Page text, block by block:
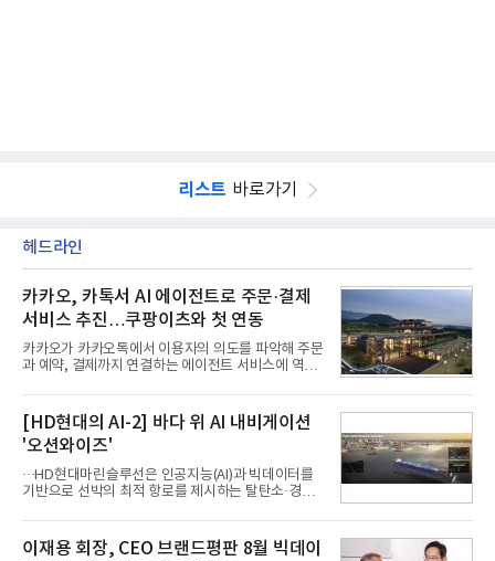
리스트 바로가기
헤드라인
카카오, 카톡서 AI 에이전트로 주문·결제
서비스 추진…쿠팡이츠와 첫 연동
카카오가 카카오톡에서 이용자의 의도를 파악해 주문
과 예약, 결제까지 연결하는 에이전트 서비스에 역량
행 등으로 적용 범위를 넓혀 AI를 새로운 톡비즈 성장
축으로 만들겠다는 구상이다.정신아 카카오 대표는 6
일 열린 2분기 실적 발표 컨퍼런스콜에서 "AI는 톡비
즈 성장 재점화의 핵심이자 주요 매출원으로 자리 잡
을 것"이라며 이같은 AI 사업 전략을 공개했다. 카카
오는 이날 함께 발표한 2분기 연결 매출이 전년 동기
대비 9% 증가한 2조985억원, 영업이익은 36% 늘어
17% 증가하
[HD현대의 AI-2] 바다 위 AI 내비게이션
'오션와이즈'
···HD현대마린슬루선은 인공지능(AI)과 빅데이터를
기반으로 선박의 최적 항로를 제시하는 탈탄소·경제
장비 설치 없이 일고리즘 만으로 선박의 탄소 배출량
을 모니터링 및 예측하며, 연료 소비를 최소화하는 운
이재용 회장, CEO 브랜드평판 8월 빅데이